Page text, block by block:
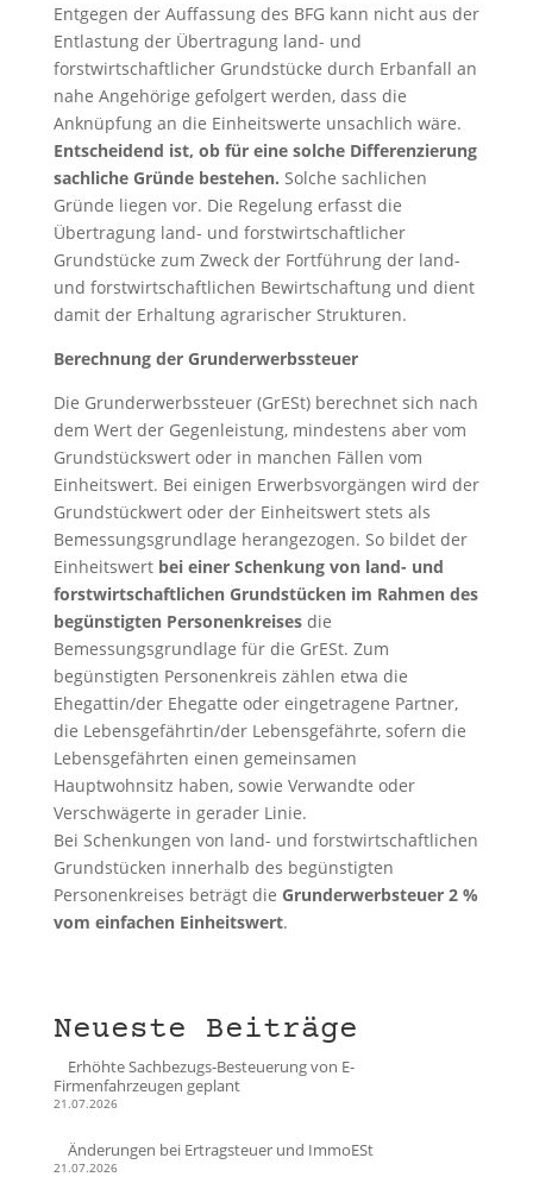
Entgegen der Auffassung des BFG kann nicht aus der
Entlastung der Übertragung land- und
forstwirtschaftlicher Grundstücke durch Erbanfall an
nahe Angehörige gefolgert werden, dass die
Anknüpfung an die Einheitswerte unsachlich wäre.
Entscheidend ist, ob für eine solche Differenzierung
sachliche Gründe bestehen. Solche sachlichen
Gründe liegen vor. Die Regelung erfasst die
Übertragung land- und forstwirtschaftlicher
Grundstücke zum Zweck der Fortführung der land-
und forstwirtschaftlichen Bewirtschaftung und dient
damit der Erhaltung agrarischer Strukturen.
Berechnung der Grunderwerbssteuer
Die Grunderwerbssteuer (GrESt) berechnet sich nach
dem Wert der Gegenleistung, mindestens aber vom
Grundstückswert oder in manchen Fällen vom
Einheitswert. Bei einigen Erwerbsvorgängen wird der
Grundstückwert oder der Einheitswert stets als
Bemessungsgrundlage herangezogen. So bildet der
Einheitswert bei einer Schenkung von land- und
forstwirtschaftlichen Grundstücken im Rahmen des
begünstigten Personenkreisesdie
Bemessungsgrundlage für die GrESt. Zum
begünstigten Personenkreis zählen etwa die
Ehegattin/der Ehegatte oder eingetragene Partner,
die Lebensgefährtin/der Lebensgefährte, sofern die
Lebensgefährten einen gemeinsamen
Hauptwohnsitz haben, sowie Verwandte oder
Verschwägerte in gerader Linie.
Bei Schenkungen von land- und forstwirtschaftlichen
Grundstücken innerhalb des begünstigten
Personenkreises beträgt die Grunderwerbsteuer 2 %
vom einfachen Einheitswert.
Neueste Beiträge
Erhöhte Sachbezugs-Besteuerung von E-
Firmenfahrzeugen geplant
21.07.2026
Änderungen bei Ertragsteuer und ImmoESt
21.07.2026